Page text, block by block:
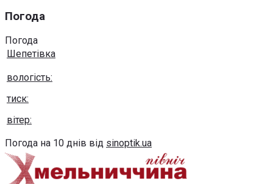
Погода
Погода
Шепетівка
вологість:
тиск:
вітер:
Погода на 10 днів від sinoptik.ua